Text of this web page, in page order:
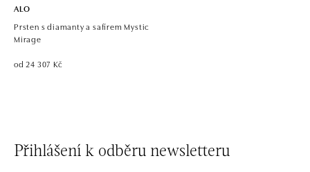
ALO
Prsten s diamanty a safírem Mystic
Mirage
od 24 307 Kč
Přihlášení k odběru newsletteru